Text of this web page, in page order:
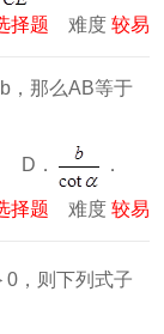
择题 难度 较易
，那么AB等于
D． ．
择题 难度 较易
0，则下列式子